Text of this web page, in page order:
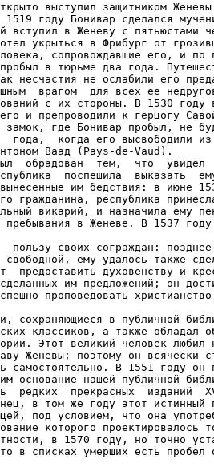
выступил защитником Женевы
году Бонивар сделался
вступил в Женеву с пятьюстами
укрыться в Фрибург от
сопровождавшие его, и по
в тюрьме два года.
не ослабили его
врагом  для всех ее
с их стороны. В 1530 году
и препроводили к герцогу
где Бонивар пробыл, не
когда его высвободили из
Ваад (Pays-de-Vaud).
обрадован  тем,  что  увидел
поспешила  выказать
им бедствия: в июне
гражданина, республика
викарий, и назначила ему
в Женеве. В 1537
пользу своих сограждан:
ему удалось также
предоставить духовенству и
им предложений; он
проповедовать
сохраняющиеся в публичной
классиков, а также обладал
Этот великий человек любил
Женевы; поэтому он всячески
В 1551 году он
основание нашей публичной
редких  прекрасных  изданий
в том же году этот истинный
под условием, что она
которого проектировалось
в 1570 году, но точно
в списках умерших есть пробел